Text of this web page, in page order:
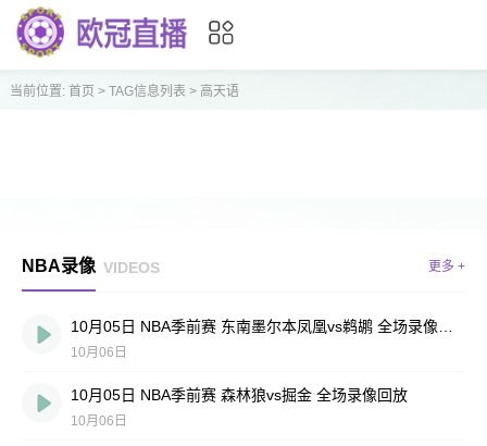
当前位置: 首页 > TAG信息列表 > 高天语
NBA录像 VIDEOS 更多 +
10月06日
10月05日 NBA季前赛 森林狼vs掘金 全场录像回放
10月06日